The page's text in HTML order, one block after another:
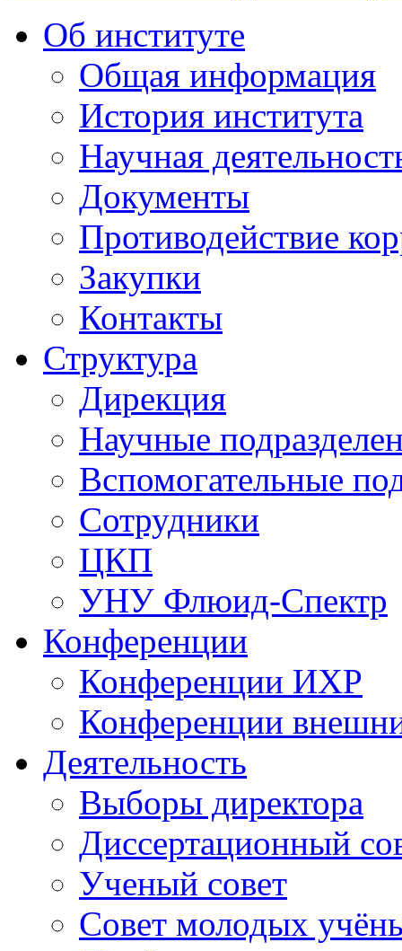
Об институте
Общая информация
История института
Научная
Документы
Противодействие
Закупки
Контакты
Структура
Дирекция
Научные
Вспомогательные
Сотрудники
ЦКП
УНУ Флюид-Спектр
Конференции
Конференции ИХР
Конференции
Деятельность
Выборы директора
Диссертационный
Ученый совет
Совет молодых